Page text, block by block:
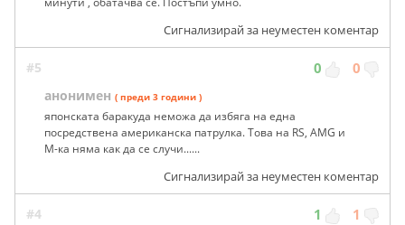
Сигнализирай за неуместен коментар
#5 0 0
анонимен ( преди 3 години )
японската баракуда неможа да избяга на една
посредствена американска патрулка. Това на RS, AMG и
M-ка няма как да се случи......
Сигнализирай за неуместен коментар
#4 1 1